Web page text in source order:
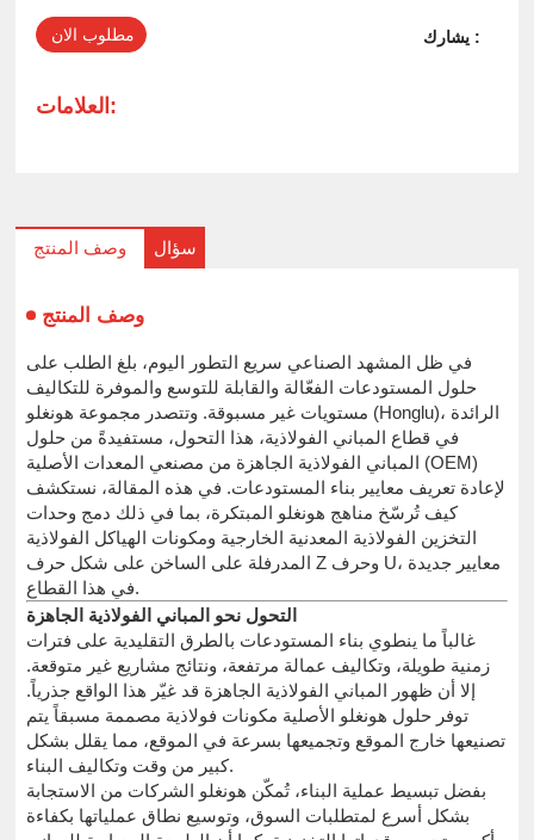
مطلوب الان يشارك :
العلامات:
وصف المنتج سؤال
وصف المنتج
في ظل المشهد الصناعي سريع التطور اليوم، بلغ الطلب على
حلول المستودعات الفعّالة والقابلة للتوسع والموفرة للتكاليف
مستويات غير مسبوقة. وتتصدر مجموعة هونغلو (Honglu)، الرائدة
في قطاع المباني الفولاذية، هذا التحول، مستفيدةً من حلول
المباني الفولاذية الجاهزة من مصنعي المعدات الأصلية (OEM)
لإعادة تعريف معايير بناء المستودعات. في هذه المقالة، نستكشف
كيف تُرسّخ مناهج هونغلو المبتكرة، بما في ذلك دمج وحدات
التخزين الفولاذية المعدنية الخارجية ومكونات الهياكل الفولاذية
المدرفلة على الساخن على شكل حرف Z وحرف U، معايير جديدة
في هذا القطاع.
التحول نحو المباني الفولاذية الجاهزة
غالباً ما ينطوي بناء المستودعات بالطرق التقليدية على فترات
زمنية طويلة، وتكاليف عمالة مرتفعة، ونتائج مشاريع غير متوقعة.
إلا أن ظهور المباني الفولاذية الجاهزة قد غيّر هذا الواقع جذرياً.
توفر حلول هونغلو الأصلية مكونات فولاذية مصممة مسبقاً يتم
تصنيعها خارج الموقع وتجميعها بسرعة في الموقع، مما يقلل بشكل
كبير من وقت وتكاليف البناء.
بفضل تبسيط عملية البناء، تُمكّن هونغلو الشركات من الاستجابة
بشكل أسرع لمتطلبات السوق، وتوسيع نطاق عملياتها بكفاءة